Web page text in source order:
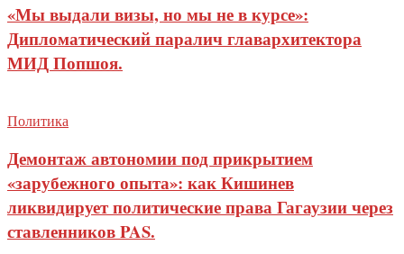
«Мы выдали визы, но мы не в курсе»:
Дипломатический паралич главархитектора
МИД Попшоя.
Политика
Демонтаж автономии под прикрытием
«зарубежного опыта»: как Кишинев
ликвидирует политические права Гагаузии через
ставленников PAS.